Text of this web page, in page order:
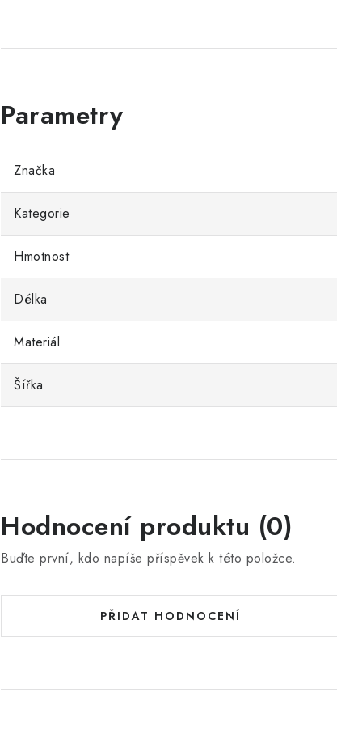
Značka
Kategorie
Hmotnost
Délka
Materiál
Šířka
Hodnocení produktu (0)
Buďte první, kdo napíše příspěvek k této položce.
PŘIDAT HODNOCENÍ